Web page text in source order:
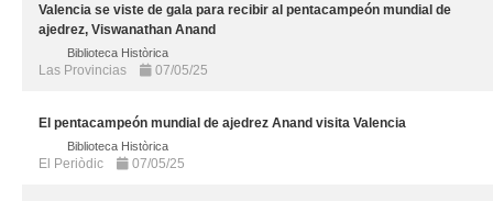
Valencia se viste de gala para recibir al pentacampeón mundial de
ajedrez, Viswanathan Anand
Biblioteca Històrica
Las Provincias 07/05/25
El pentacampeón mundial de ajedrez Anand visita Valencia
Biblioteca Històrica
El Periòdic 07/05/25